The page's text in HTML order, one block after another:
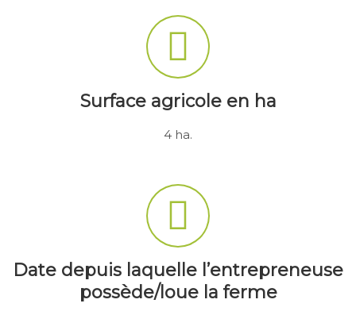
Surface agricole en ha
4 ha.
Date depuis laquelle l’entrepreneuse
possède/loue la ferme